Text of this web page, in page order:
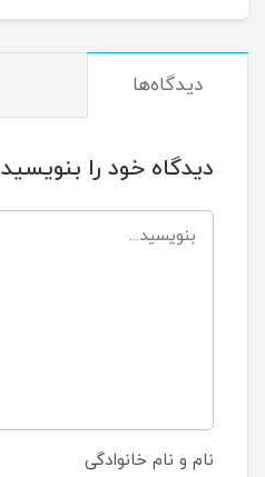
دیدگاه‌ها
دیدگاه خود را بنویسید
نام و نام خانوادگی